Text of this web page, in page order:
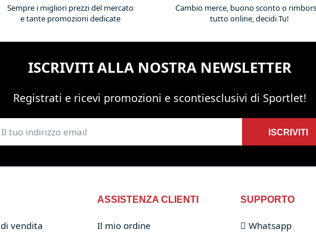
Sempre i migliori prezzi del mercato
e tante promozioni dedicate
Cambio merce, buono sconto o
tutto online, decidi Tu!
ISCRIVITI ALLA NOSTRA NEWSLETTER
Registrati e ricevi promozioni e scontiesclusivi di Sportlet!
ISCRIVITI
vendita
ASSISTENZA CLIENTI
Il mio ordine
SUPPORTO
Whatsapp